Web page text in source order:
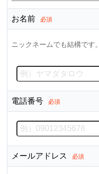
お名前 必須
ニックネームでも結構です。
電話番号 必須
メールアドレス 必須